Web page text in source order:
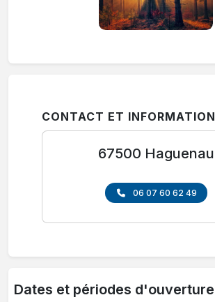
CONTACT ET INFORMATION
67500 Haguenau
06 07 60 62 49
Dates et périodes d'ouverture